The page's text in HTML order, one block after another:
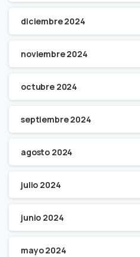
diciembre 2024
noviembre 2024
octubre 2024
septiembre 2024
agosto 2024
julio 2024
junio 2024
mayo 2024